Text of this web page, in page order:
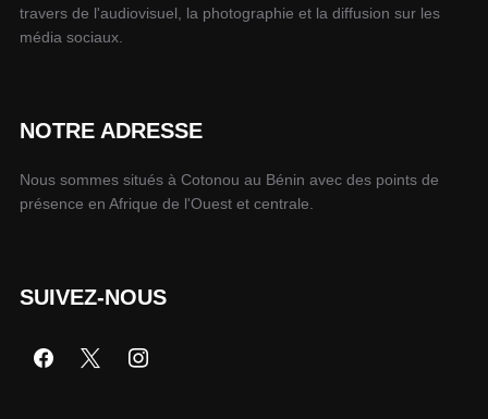
travers de l'audiovisuel, la photographie et la diffusion sur les
média sociaux.
NOTRE ADRESSE
Nous sommes situés à Cotonou au Bénin avec des points de
présence en Afrique de l'Ouest et centrale.
SUIVEZ-NOUS